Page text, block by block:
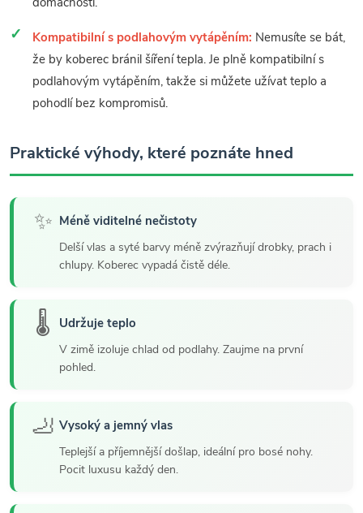
Kompatibilní s podlahovým vytápěním: Nemusíte se bát,
že by koberec bránil šíření tepla. Je plně kompatibilní s
podlahovým vytápěním, takže si můžete užívat teplo a
pohodlí bez kompromisů.
Praktické výhody, které poznáte hned
✨ Méně viditelné nečistoty
Delší vlas a syté barvy méně zvýrazňují drobky, prach i
chlupy. Koberec vypadá čistě déle.
🌡️ Udržuje teplo
V zimě izoluje chlad od podlahy. Zaujme na první
pohled.
🦶 Vysoký a jemný vlas
Teplejší a příjemnější došlap, ideální pro bosé nohy.
Pocit luxusu každý den.